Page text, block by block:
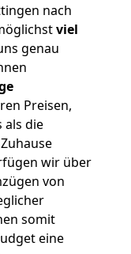
nach
viel
genau
Preisen,
als die
wir über
von
somit
eine